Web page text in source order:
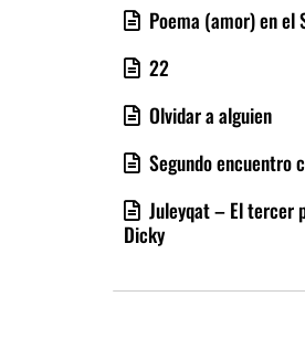
Poema (amor) en el
22
Olvidar a alguien
Segundo encuentro
Juleyqat – El tercer
Dicky